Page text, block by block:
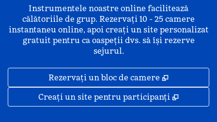
Instrumentele noastre online facilitează
călătoriile de grup. Rezervați 10 - 25 camere
instantaneu online, apoi creați un site personalizat
gratuit pentru ca oaspeții dvs. să își rezerve
sejurul.
Rezervați un bloc de camere ,
Creați un site pentru participanți ,